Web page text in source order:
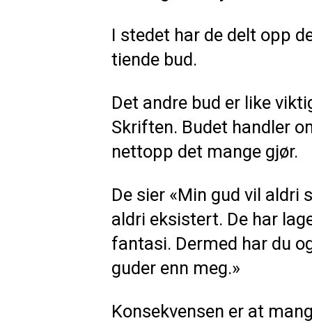
I stedet har de delt opp
tiende bud.
Det andre bud er like
Skriften. Budet handler
nettopp det mange gjør.
De sier «Min gud vil aldri
aldri eksistert. De har
fantasi. Dermed har du
guder enn meg.»
Konsekvensen er at